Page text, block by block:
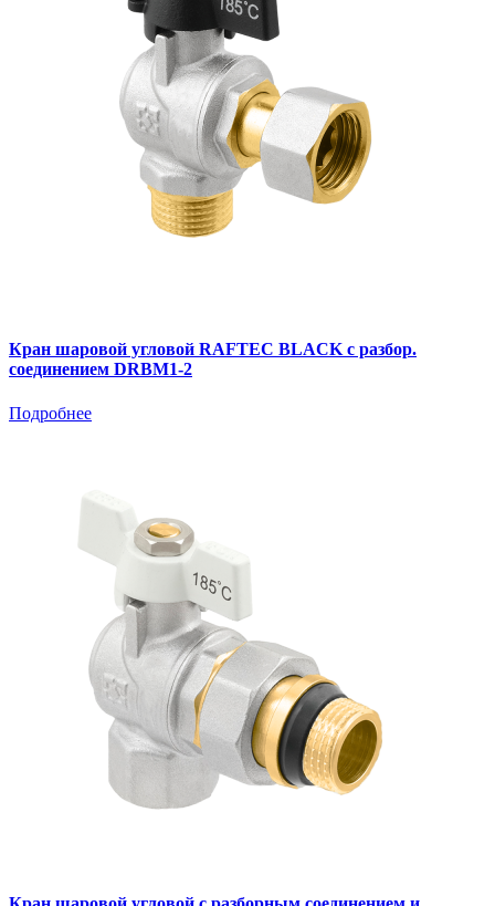
Кран шаровой угловой RAFTEC BLACK с разбор.
соединением DRBM1-2
Подробнее